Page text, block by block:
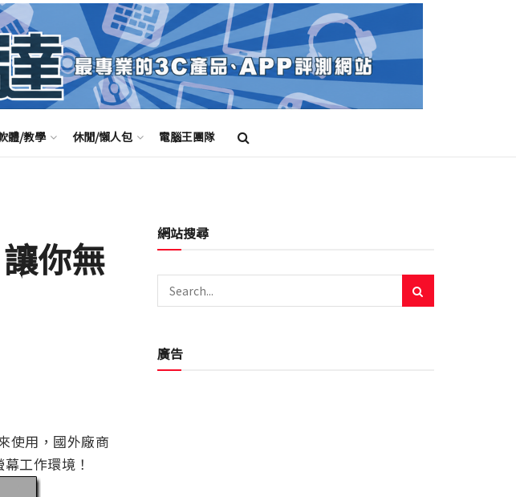
體/教學 休閒/懶人包 電腦王團隊
你無
使用，國外廠商
工作環境！
網站搜尋
廣告